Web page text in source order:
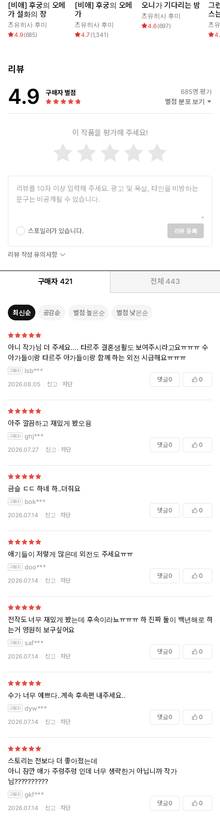
[비애] 후궁의 오메
가 설화의 장
츠유히사 후미
4.9(685)
[비애] 후궁의 오메
가
츠유히사 후미
4.7 (1,341 )
오니가 기다리는 밤
츠유히사 후미
4.6(697)
그
스
츠
리뷰
4.9 구매자 별점 685명 평가
별점 분포 보기
이 작품을 평가해 주세요!
스포일러가 있습니다. 리뷰 등록
리뷰 작성 유의사항
구매자 421 전체 443
최신순 공감순 별점 높은순 별점 낮은순
아니 작가님 더 주세요.... 타르주 결혼생활도 보여주시라고요ㅠㅠㅠ 수
아가들이랑 타르주 아가들이랑 함께 하는 외전 시급해요ㅠㅠㅠ
lsb***
2026.08.05 신고 차단
댓글0 0
아주 깔끔하고 재밌게 봤오용
ghj***
2026.07.27 신고 차단
댓글0 0
금슬 ㄷㄷ 하네 하..더줘요
bok***
2026.07.14 신고 차단
댓글0 0
애기들이 저렇게 많은데 외전도 주세요ㅠㅠ
doo***
2026.07.14 신고 차단
댓글0 0
전작도 너무 재밌게 봤는데 후속이라뇨ㅠㅠㅠ 하 진짜 둘이 백년해로 하
는거 영원히 보구싶어요
saf***
2026.07.14 신고 차단
댓글0 0
수가 너무 예쁘다..계속 후속편 내주세요..
dyw***
2026.07.14 신고 차단
댓글0 0
스토리는 전보다 더 좋아졌는데
아니 잠깐 애가 주렁주렁 인데 너무 생략한거 아닙니까 작가
님??????????
gkf***
2026.07.14 신고 차단
댓글0 0